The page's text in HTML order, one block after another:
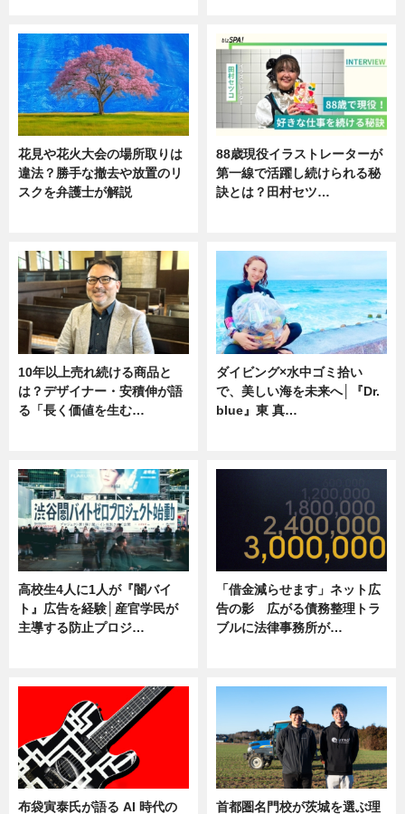
花見や花火大会の場所取りは
違法？勝手な撤去や放置のリ
スクを弁護士が解説
88歳現役イラストレーターが
第一線で活躍し続けられる秘
訣とは？田村セツ…
10年以上売れ続ける商品と
は？デザイナー・安積伸が語
る「長く価値を生む…
ダイビング×水中ゴミ拾い
で、美しい海を未来へ│『Dr.
blue』東 真…
高校生4人に1人が『闇バイ
ト』広告を経験│産官学民が
主導する防止プロジ…
「借金減らせます」ネット広
告の影 広がる債務整理トラ
ブルに法律事務所が…
布袋寅泰氏が語る AI 時代の 首都圏名門校が茨城を選ぶ理